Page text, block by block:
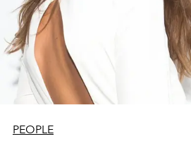
PEOPLE